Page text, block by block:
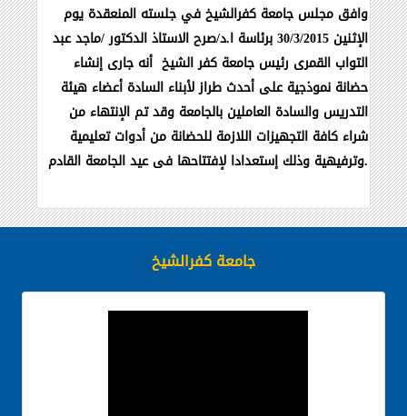
وافق مجلس جامعة كفرالشيخ في جلسته المنعقدة يوم
الإثنين 30/3/2015 برئاسة ا.د/
صرح الاستاذ الدكتور /ماجد عبد
التواب القمرى رئيس جامعة كفر الشيخ أنه جارى إنشاء
حضانة نموذجية على أحدث طراز لأبناء السادة أعضاء هيئة
التدريس والسادة العاملين بالجامعة وقد تم الإنتهاءمن
شراء كافة التجهيزات اللازمة للحضانة من أدوات تعليمية
وترفيهية وذلك إستعدادا لإفتتاحها فى عيد الجامعة القادم.
جامعة كفرالشيخ